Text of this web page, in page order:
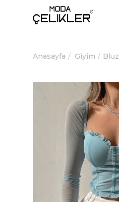
Anasayfa Giyim Bluz